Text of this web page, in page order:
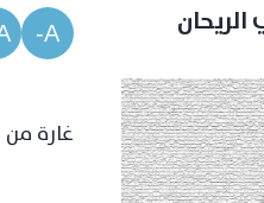
A-
غارة